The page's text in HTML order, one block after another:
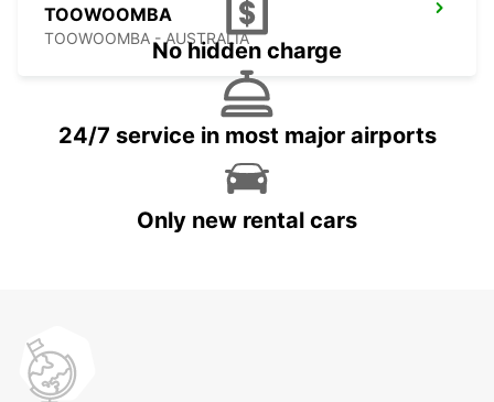
TOOWOOMBA
TOOWOOMBA - AUSTRALIANo hidden charge
24/7 service in most major airports
Only new rental cars